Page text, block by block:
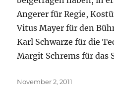
Angerer für Regie,
Vitus Mayer für den
Karl Schwarze für die
Margit Schrems für das
Veröffentlicht
November 2, 2011